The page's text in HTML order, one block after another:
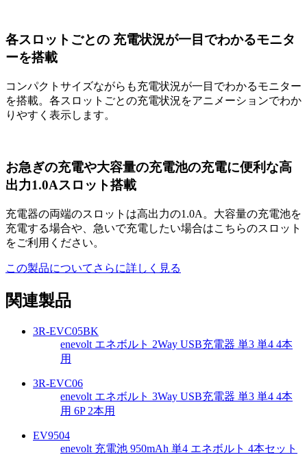
各スロットごとの 充電状況が一目でわかるモニタ
ーを搭載
コンパクトサイズながらも充電状況が一目でわかるモニター
を搭載。各スロットごとの充電状況をアニメーションでわか
りやすく表示します。
お急ぎの充電や大容量の充電池の充電に便利な高
出力1.0Aスロット搭載
充電器の両端のスロットは高出力の1.0A。大容量の充電池を
充電する場合や、急いで充電したい場合はこちらのスロット
をご利用ください。
この製品についてさらに詳しく見る
関連製品
3R-EVC05BK
enevolt エネボルト 2Way USB充電器 単3 単4 4本
用
3R-EVC06
enevolt エネボルト 3Way USB充電器 単3 単4 4本
用 6P 2本用
EV9504
enevolt 充電池 950mAh 単4 エネボルト 4本セット